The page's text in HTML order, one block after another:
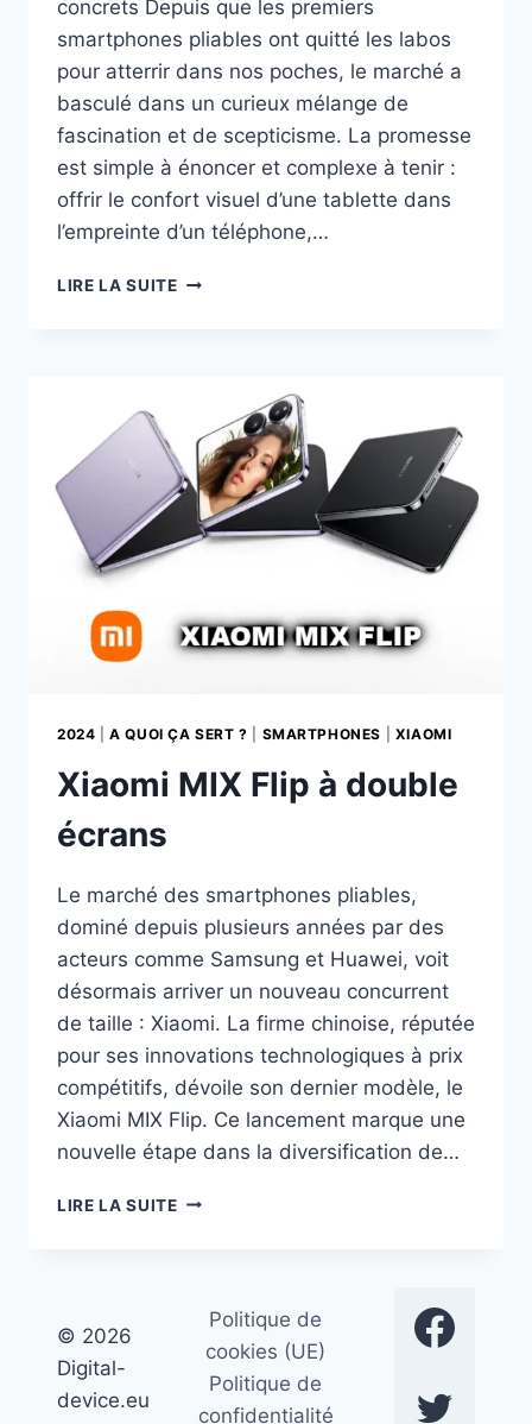
concrets Depuis que les premiers
smartphones pliables ont quitté les labos
pour atterrir dans nos poches, le marché a
basculé dans un curieux mélange de
fascination et de scepticisme. La promesse
est simple à énoncer et complexe à tenir :
offrir le confort visuel d’une tablette dans
l’empreinte d’un téléphone,…
LIRE LA SUITEÉCRANS
EFFET
DE
MODE
2024 |A QUOI ÇA SERT ? SMARTPHONES XIAOMI
Xiaomi MIX Flip à double
écrans
Le marché des smartphones pliables,
dominé depuis plusieurs années par des
acteurs comme Samsung et Huawei, voit
désormais arriver un nouveau concurrent
de taille : Xiaomi. La firme chinoise, réputée
pour ses innovations technologiques à prix
compétitifs, dévoile son dernier modèle, le
Xiaomi MIX Flip. Ce lancement marque une
nouvelle étape dans la diversification de…
LIRE LA SUITEXIAOMI
ÉCRANS
© 2026
Digital-
device.eu
Politique de
cookies (UE)
Politique de
confidentialité